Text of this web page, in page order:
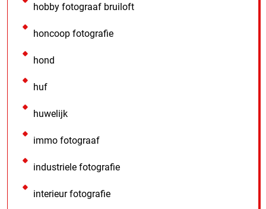
hobby fotograaf bruiloft
honcoop fotografie
hond
huf
huwelijk
immo fotograaf
industriele fotografie
interieur fotografie